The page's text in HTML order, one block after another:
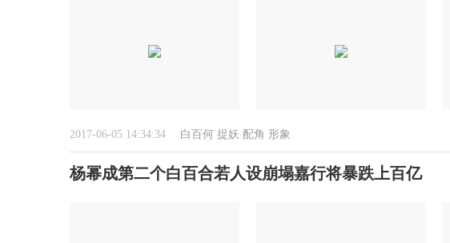
2017-06-05 14:34:34 白百何 捉妖 配角 形象
杨幂成第二个白百合若人设崩塌嘉行将暴跌上百亿